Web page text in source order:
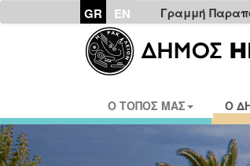
GR EN Γραμμή
Ο ΤΟΠΟΣ ΜΑΣ Ο